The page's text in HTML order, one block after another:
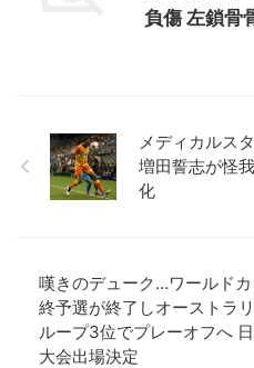
負傷 左鎖骨
メディカルス
増田誓志が怪
化
嘆きのデューク…ワールド
終予選が終了しオーストラ
ループ3位でプレーオフへ
大会出場決定